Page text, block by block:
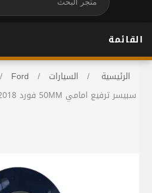
القائمة
الرئيسية / السيارات /
Ford
/
سبيسر ترفيع امامي 50MM فورد F150 2004-2018